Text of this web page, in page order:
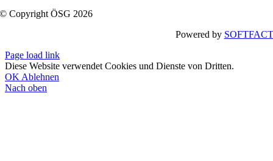
© Copyright ÖSG 2026
Powered by SOFTFACT
Page load link
Diese Website verwendet Cookies und Dienste von Dritten.
OK Ablehnen
Nach oben